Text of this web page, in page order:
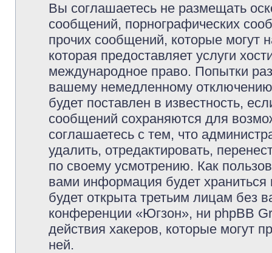
Вы соглашаетесь не размещать
сообщений, порнографических
прочих сообщений, которые могут
которая предоставляет услуги
международное право. Попытки
вашему немедленному
будет поставлен в известность,
сообщений сохраняются для
соглашаетесь с тем, что
удалить, отредактировать,
по своему усмотрению. Как
вами информация будет
будет открыта третьим лицам без
конференции «Югзон», ни phpBB
действия хакеров, которые могут
ней.